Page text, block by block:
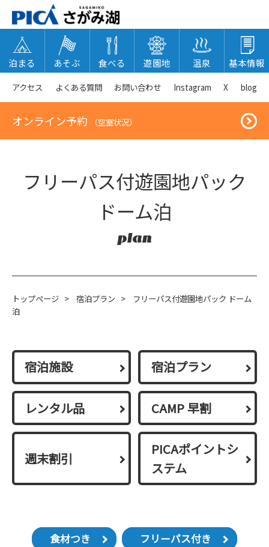
泊まる あそぶ 食べる 遊園地 温泉 基本情報
アクセス よくある質問 お問い合わせ Instagram X blog
オンライン予約 （空室状況）
フリーパス付遊園地パック
ドーム泊
plan
トップページ > 宿泊プラン >
フリーパス付遊園地パック ドーム
泊
宿泊施設 宿泊プラン
レンタル品 CAMP 早割
週末割引
PICAポイントシ
ステム
食材つき フリーパス付き